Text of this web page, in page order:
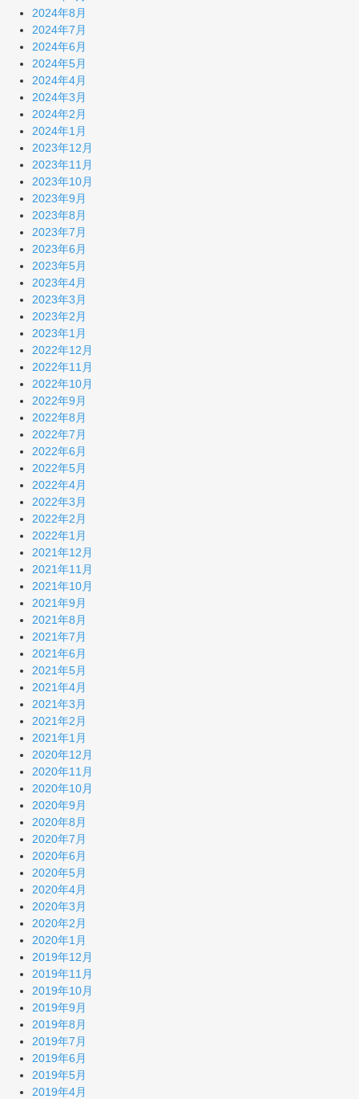
2024年8月
2024年7月
2024年6月
2024年5月
2024年4月
2024年3月
2024年2月
2024年1月
2023年12月
2023年11月
2023年10月
2023年9月
2023年8月
2023年7月
2023年6月
2023年5月
2023年4月
2023年3月
2023年2月
2023年1月
2022年12月
2022年11月
2022年10月
2022年9月
2022年8月
2022年7月
2022年6月
2022年5月
2022年4月
2022年3月
2022年2月
2022年1月
2021年12月
2021年11月
2021年10月
2021年9月
2021年8月
2021年7月
2021年6月
2021年5月
2021年4月
2021年3月
2021年2月
2021年1月
2020年12月
2020年11月
2020年10月
2020年9月
2020年8月
2020年7月
2020年6月
2020年5月
2020年4月
2020年3月
2020年2月
2020年1月
2019年12月
2019年11月
2019年10月
2019年9月
2019年8月
2019年7月
2019年6月
2019年5月
2019年4月